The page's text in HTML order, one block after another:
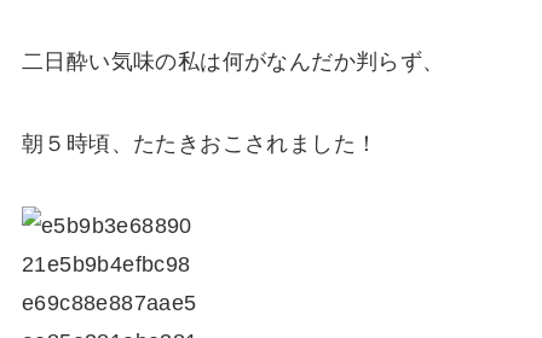
二日酔い気味の私は何がなんだか判らず、
朝５時頃、たたきおこされました！